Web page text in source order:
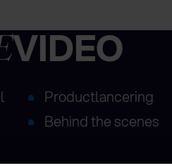
VIDEO
Productlancering
Behind the scenes